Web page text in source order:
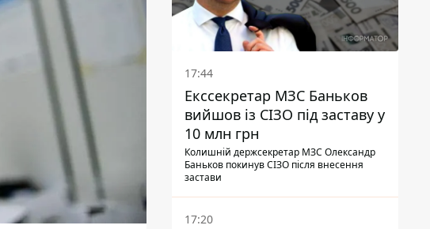
17:44
Екссекретар МЗС Баньков
вийшов із СІЗО під заставу у
10 млн грн
Колишній держсекретар МЗС Олександр
Баньков покинув СІЗО після внесення
застави
17:20